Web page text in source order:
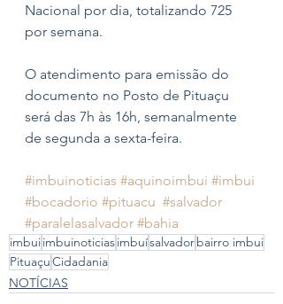
Nacional por dia, totalizando 725
por semana.
O atendimento para emissão do
documento no Posto de Pituaçu
será das 7h às 16h, semanalmente
de segunda a sexta-feira.
#imbuinoticias #aquinoimbui #imbui
#bocadorio #pituacu #salvador
#paralelasalvador #bahia
imbuiimbuinoticiasimbuísalvadorbairro imbui
PituaçuCidadania
NOTÍCIAS